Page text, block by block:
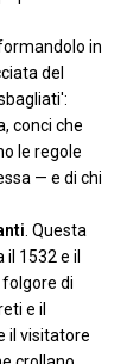
in
del
conci che
le regole
— e di chi
. Questa
1532 e il
di
e il
il visitatore